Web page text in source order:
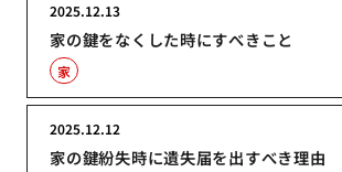
家の鍵をなくした時にすべきこと
2025.12.13
家
家の鍵紛失時に遺失届を出すべき理由
2025.12.12